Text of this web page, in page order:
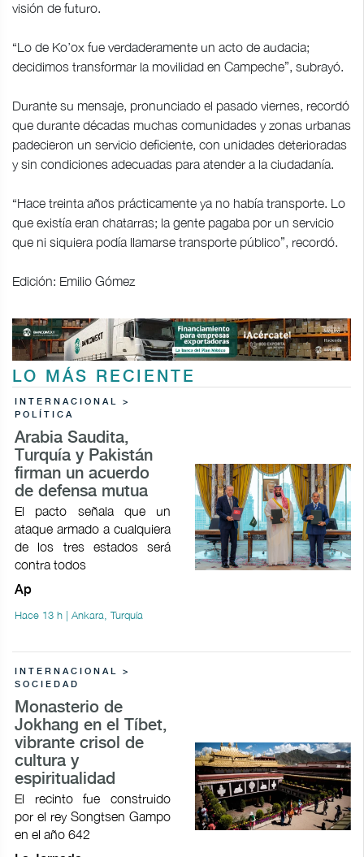
visión de futuro.
“Lo de Ko’ox fue verdaderamente un acto de audacia;
decidimos transformar la movilidad en Campeche”, subrayó.
Durante su mensaje, pronunciado el pasado viernes, recordó
que durante décadas muchas comunidades y zonas urbanas
padecieron un servicio deficiente, con unidades deterioradas
y sin condiciones adecuadas para atender a la ciudadanía.
“Hace treinta años prácticamente ya no había transporte. Lo
que existía eran chatarras; la gente pagaba por un servicio
que ni siquiera podía llamarse transporte público”, recordó.
Edición: Emilio Gómez
LO MÁS RECIENTE
INTERNACIONAL >
POLÍTICA
Arabia Saudita,
Turquía y Pakistán
firman un acuerdo
de defensa mutua
El pacto señala que un
ataque armado a cualquiera
de los tres estados será
contra todos
Ap
Hace 13 h | Ankara, Turquía
INTERNACIONAL >
SOCIEDAD
Monasterio de
Jokhang en el Tíbet,
vibrante crisol de
cultura y
espiritualidad
El recinto fue construido
por el rey Songtsen Gampo
en el año 642